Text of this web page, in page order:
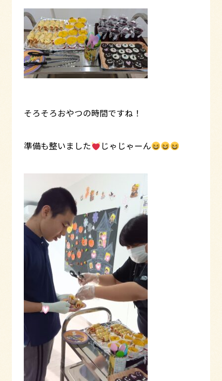
そろそろおやつの時間ですね！
準備も整いました じゃじゃーん